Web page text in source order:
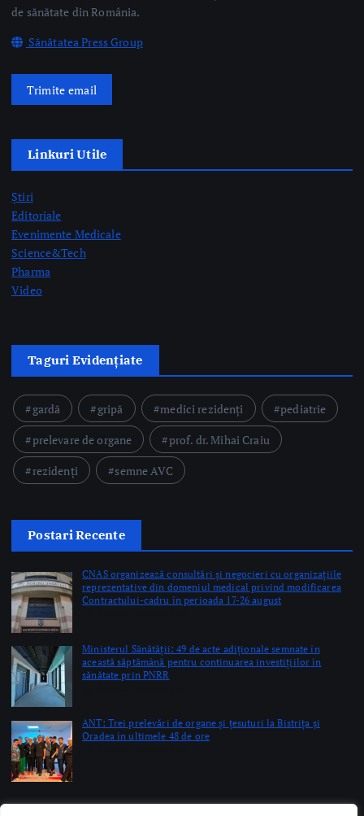
Trimite email
Linkuri Utile
Evenimente Medicale
Science&Tech
Pharma
Video
Taguri Evidențiate
prelevare de organe
Postari Recente
Contractului-cadru în perioada 17-26 august
by Briana Teodorescu
Ministerul Sănătății: 49 de acte adiționale semnate în
această săptămână pentru continuarea investițiilor în
sănătate prin PNRR
by Briana Teodorescu
ANT: Trei prelevări de organe și țesuturi la Bistrița și
Oradea în ultimele 48 de ore
by Briana Teodorescu
Copyright © 2026 Ro Health Review | Powered by
Group